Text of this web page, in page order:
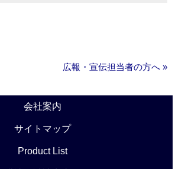
広報・宣伝担当者の方へ »
会社案内
サイトマップ
Product List